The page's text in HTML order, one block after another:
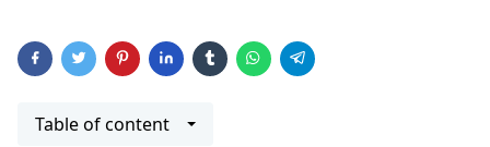
Table of content